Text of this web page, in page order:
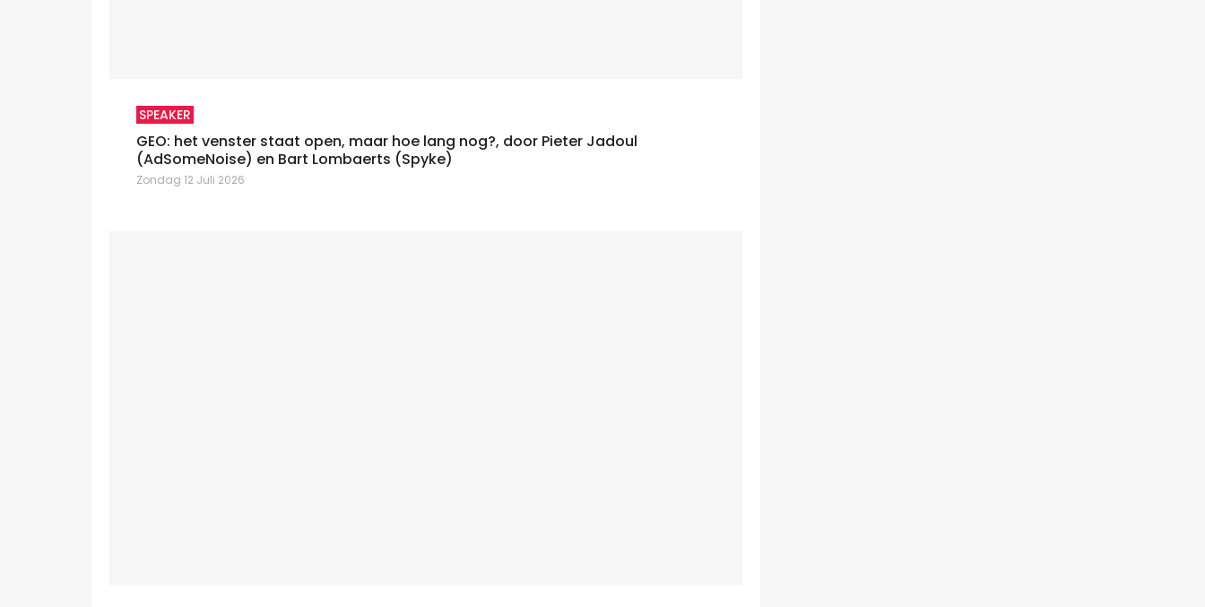
SPEAKER
GEO: het venster staat open, maar hoe lang nog?, door Pieter Jadoul
(AdSomeNoise) en Bart Lombaerts (Spyke)
Zondag 12 Juli 2026